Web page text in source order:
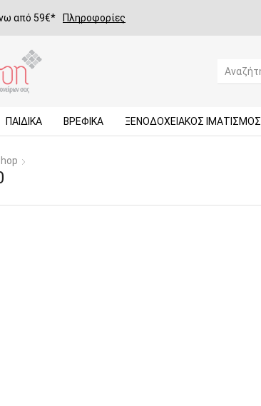
από 59€* Πληροφορίες
ΠΑΙΔΙΚΆ ΒΡΕΦΙΚΆ ΞΕΝΟΔΟΧΕΙΑΚΌΣ ΙΜΑΤΙΣΜΌΣ